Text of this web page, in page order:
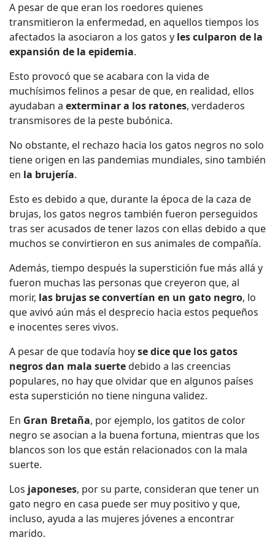
A pesar de que eran los roedores quienes
transmitieron la enfermedad, en aquellos tiempos los
afectados la asociaron a los gatos y les culparon de la
expansión de la epidemia.
Esto provocó que se acabara con la vida de
muchísimos felinos a pesar de que, en realidad, ellos
ayudaban a exterminar a los ratones, verdaderos
transmisores de la peste bubónica.
No obstante, el rechazo hacia los gatos negros no solo
tiene origen en las pandemias mundiales, sino también
en la brujería.
Esto es debido a que, durante la época de la caza de
brujas, los gatos negros también fueron perseguidos
tras ser acusados de tener lazos con ellas debido a que
muchos se convirtieron en sus animales de compañía.
Además, tiempo después la superstición fue más allá y
fueron muchas las personas que creyeron que, al
morir, las brujas se convertían en un gato negro, lo
que avivó aún más el desprecio hacia estos pequeños
e inocentes seres vivos.
A pesar de que todavía hoyse dice que los gatos
negros dan mala suertedebido a las creencias
populares, no hay que olvidar que en algunos países
esta superstición no tiene ninguna validez.
En Gran Bretaña, por ejemplo, los gatitos de color
negro se asocian a la buena fortuna, mientras que los
blancos son los que están relacionados con la mala
suerte.
Los japoneses, por su parte, consideran que tener un
gato negro en casa puede ser muy positivo y que,
incluso, ayuda a las mujeres jóvenes a encontrar
marido.